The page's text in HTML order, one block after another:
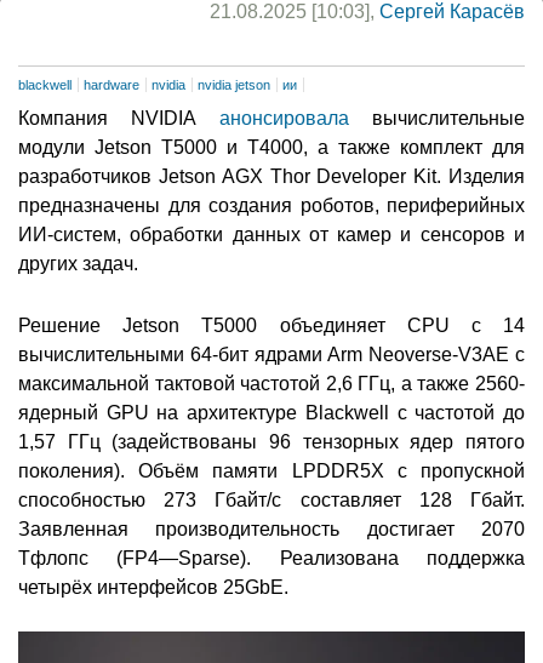
21.08.2025 [10:03], Сергей Карасёв
blackwell hardware nvidia nvidia jetson ии
Компания NVIDIA анонсировала вычислительные
модули Jetson T5000 и T4000, а также комплект для
разработчиков Jetson AGX Thor Developer Kit. Изделия
предназначены для создания роботов, периферийных
ИИ-систем, обработки данных от камер и сенсоров и
других задач.
Решение Jetson T5000 объединяет CPU с 14
вычислительными 64-бит ядрами Arm Neoverse-V3AE с
максимальной тактовой частотой 2,6 ГГц, а также 2560-
ядерный GPU на архитектуре Blackwell с частотой до
1,57 ГГц (задействованы 96 тензорных ядер пятого
поколения). Объём памяти LPDDR5X с пропускной
способностью 273 Гбайт/с составляет 128 Гбайт.
Заявленная производительность достигает 2070
Тфлопс (FP4—Sparse). Реализована поддержка
четырёх интерфейсов 25GbE.